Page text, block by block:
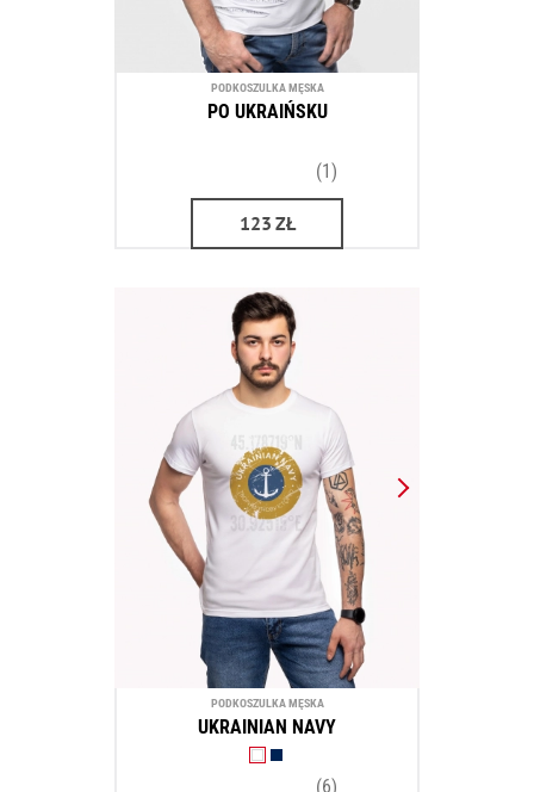
PODKOSZULKA MĘSKA
PO UKRAIŃSKU
(1)
123 ZŁ
PODKOSZULKA MĘSKA
UKRAINIAN NAVY
(6)